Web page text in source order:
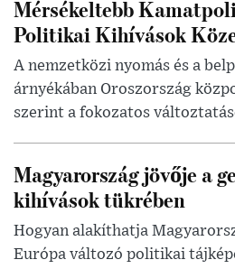
Mérsékeltebb
Politikai Kihívások
A nemzetközi nyomás és a
árnyékában Oroszország
szerint a fokozatos
Magyarország jövője a
kihívások tükrében
Hogyan alakíthatja
Európa változó politikai